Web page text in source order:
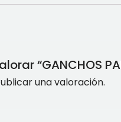
“GANCHOS
una valoración.